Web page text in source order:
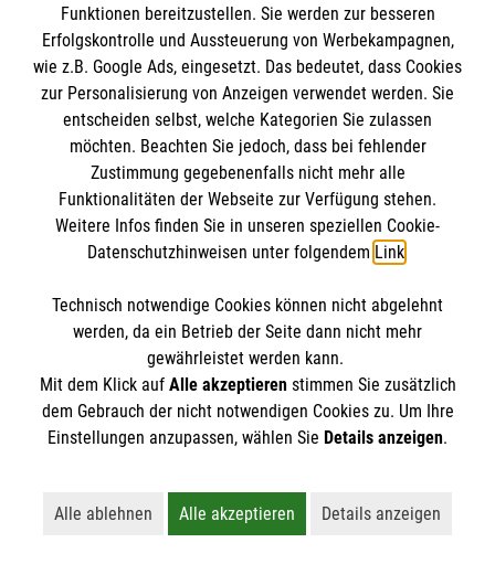
Impressum
Datenschutz
Kontakt
Barrierefreiheit
Die Malteser
Malteser in Deutschland
Malteserorden
Sharepoint
Spendenkonto
IBAN: DE59 3706 0120 1201 2161 05
BIC: GENODED1PA7
So finden Sie uns
Gütersloher Str. 39
33161 Hövelhof
Der Malteser Hilfsdienst e.V. ist als eingetragene
Gewerbesteuer befreit.
Funktionen bereitzustellen. Sie werden zur besseren
Erfolgskontrolle und Aussteuerung von Werbekampagnen,
wie z.B. Google Ads, eingesetzt. Das bedeutet, dass Cookies
zur Personalisierung von Anzeigen verwendet werden. Sie
entscheiden selbst, welche Kategorien Sie zulassen
möchten. Beachten Sie jedoch, dass bei fehlender
Zustimmung gegebenenfalls nicht mehr alle
Funktionalitäten der Webseite zur Verfügung stehen.
Weitere Infos finden Sie in unseren speziellen Cookie-
Datenschutzhinweisen unter folgendem Link.
Technisch notwendige Cookies können nicht abgelehnt
werden, da ein Betrieb der Seite dann nicht mehr
gewährleistet werden kann.
Mit dem Klick auf Alle akzeptierenstimmen Sie zusätzlich
dem Gebrauch der nicht notwendigen Cookies zu. Um Ihre
Einstellungen anzupassen, wählen Sie Details anzeigen.
Alle ablehnen
Lehnt alle nicht-essentiellen Cookies ab
Alle akzeptieren
Akzeptiert alle Cookies
Details anzeigen